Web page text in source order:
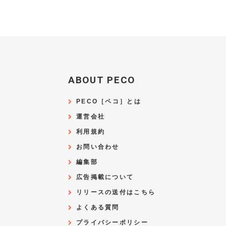
ABOUT PECO
PECO［ペコ］とは
運営会社
利用規約
お問い合わせ
編集部
広告掲載について
リリースの送付はこちら
よくある質問
プライバシーポリシー